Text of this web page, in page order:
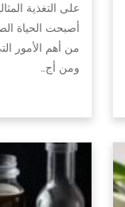
على التغذية
أصبحت الحياة
من أهم الأمور
ومن أج…